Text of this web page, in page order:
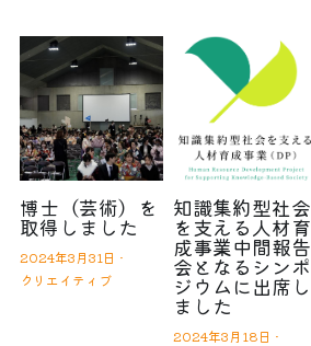
博士（芸術）を
取得しました
2024年3月31日 ·
クリエイティブ
知識集約型社会
を支える人材育
成事業中間報告
会となるシンポ
ジウムに出席し
ました
2024年3月18日 ·